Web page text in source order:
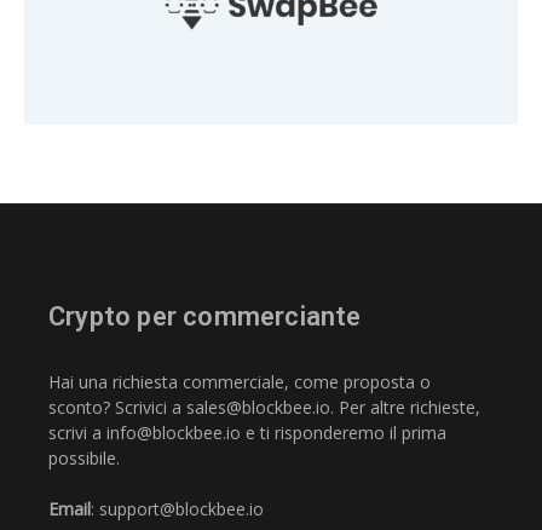
Crypto per commerciante
Hai una richiesta commerciale, come proposta o
sconto? Scrivici a sales@blockbee.io. Per altre richieste,
scrivi a info@blockbee.io e ti risponderemo il prima
possibile.
Email: support@blockbee.io